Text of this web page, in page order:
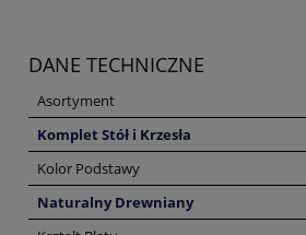
DANE TECHNICZNE
Asortyment
Komplet Stół i Krzesła
Kolor Podstawy
Naturalny Drewniany